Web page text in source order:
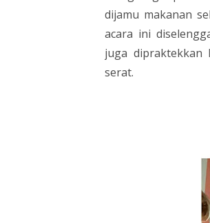
dijamu makanan
acara ini
juga dipraktekkan
serat.